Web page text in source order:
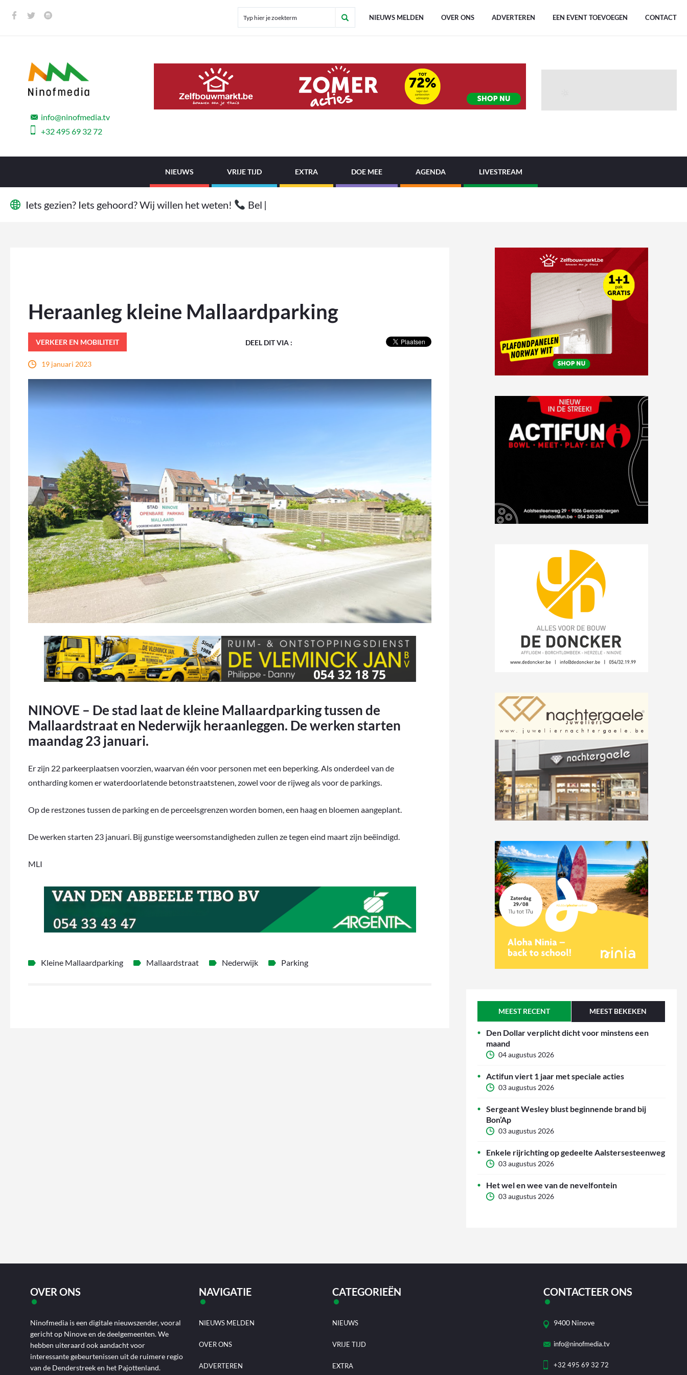
NIEUWS MELDEN OVER ONS ADVERTEREN EEN EVENT TOEVOEGEN CONTACT
info@ninofmedia.tv
+32 495 69 32 72
NIEUWS VRIJE TIJD EXTRA DOE MEE AGENDA LIVESTREAM
Iets gezien? Iets gehoord?Wij willen hetweten! Bel o
Heraanleg kleine Mallaardparking
VERKEER EN MOBILITEIT
19 januari 2023
DEEL DIT VIA :
NINOVE – De stad laat de kleine Mallaardparking tussen de
Mallaardstraat en Nederwijk heraanleggen. De werken starten
maandag 23 januari.
Er zijn 22 parkeerplaatsen voorzien, waarvan één voor personen met een beperking. Als onderdeel van de
ontharding komen er waterdoorlatende betonstraatstenen, zowel voor de rijweg als voor de parkings.
Op de restzones tussen de parking en de perceelsgrenzen worden bomen, een haag en bloemen aangeplant.
De werken starten 23 januari. Bij gunstige weersomstandigheden zullen ze tegen eind maart zijn beëindigd.
MLI
Kleine Mallaardparking Mallaardstraat Nederwijk Parking
MEEST RECENT MEEST BEKEKEN
Den Dollar verplicht dicht voor minstens een
maand
04 augustus 2026
Actifun viert 1 jaar met speciale acties
03 augustus 2026
Sergeant Wesley blust beginnende brand bij
Bon’Ap
03 augustus 2026
Enkele rijrichting op gedeelte Aalstersesteenweg
03 augustus 2026
Het wel en wee van de nevelfontein
03 augustus 2026
OVER ONS
Ninofmedia is een digitale nieuwszender, vooral
gericht op Ninove en de deelgemeenten. We
hebben uiteraard ook aandacht voor
interessante gebeurtenissen uit de ruimere regio
van de Denderstreek en het Pajottenland.
NAVIGATIE
NIEUWS MELDEN
OVER ONS
ADVERTEREN
CATEGORIEËN
NIEUWS
VRIJE TIJD
EXTRA
CONTACTEER ONS
9400 Ninove
info@ninofmedia.tv
+32 495 69 32 72